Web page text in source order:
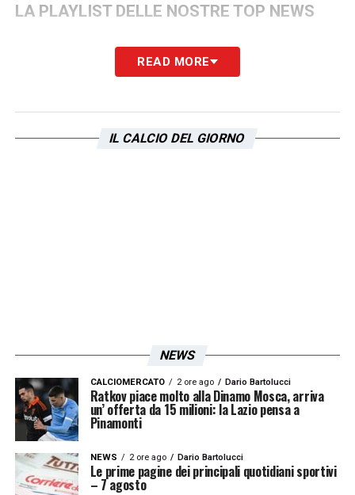
LA PLAYLIST DELLE NOSTRE TOP NEWS
READ MORE
IL CALCIO DEL GIORNO
NEWS
CALCIOMERCATO 2 ore ago Dario Bartolucci
Ratkov piace molto alla Dinamo Mosca, arriva
un’ offerta da 15 milioni: la Lazio pensa a
Pinamonti
NEWS 2 ore ago Dario Bartolucci
Le prime pagine dei principali quotidiani sportivi
– 7 agosto